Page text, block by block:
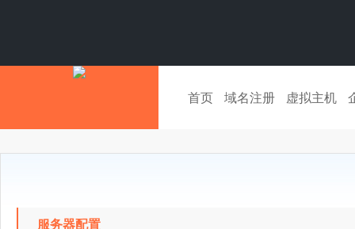
首页 域名注册 虚拟主机
服务器配置